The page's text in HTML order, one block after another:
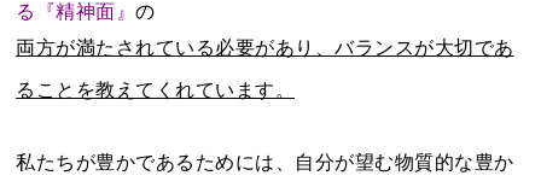
る『精神面』の
両方が満たされている必要があり、バランスが大切であ
ることを教えてくれています。
私たちが豊かであるためには、自分が望む物質的な豊か